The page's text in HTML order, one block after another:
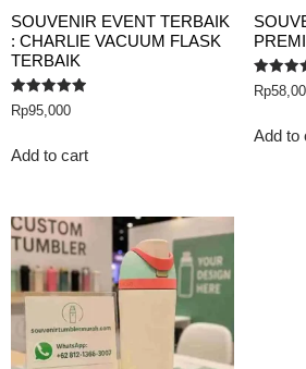
SOUVENIR EVENT TERBAIK
: CHARLIE VACUUM FLASK
TERBAIK
Rated
5.00
Rp95,000
Add to cart
Rated
5.00
Rp
Add to